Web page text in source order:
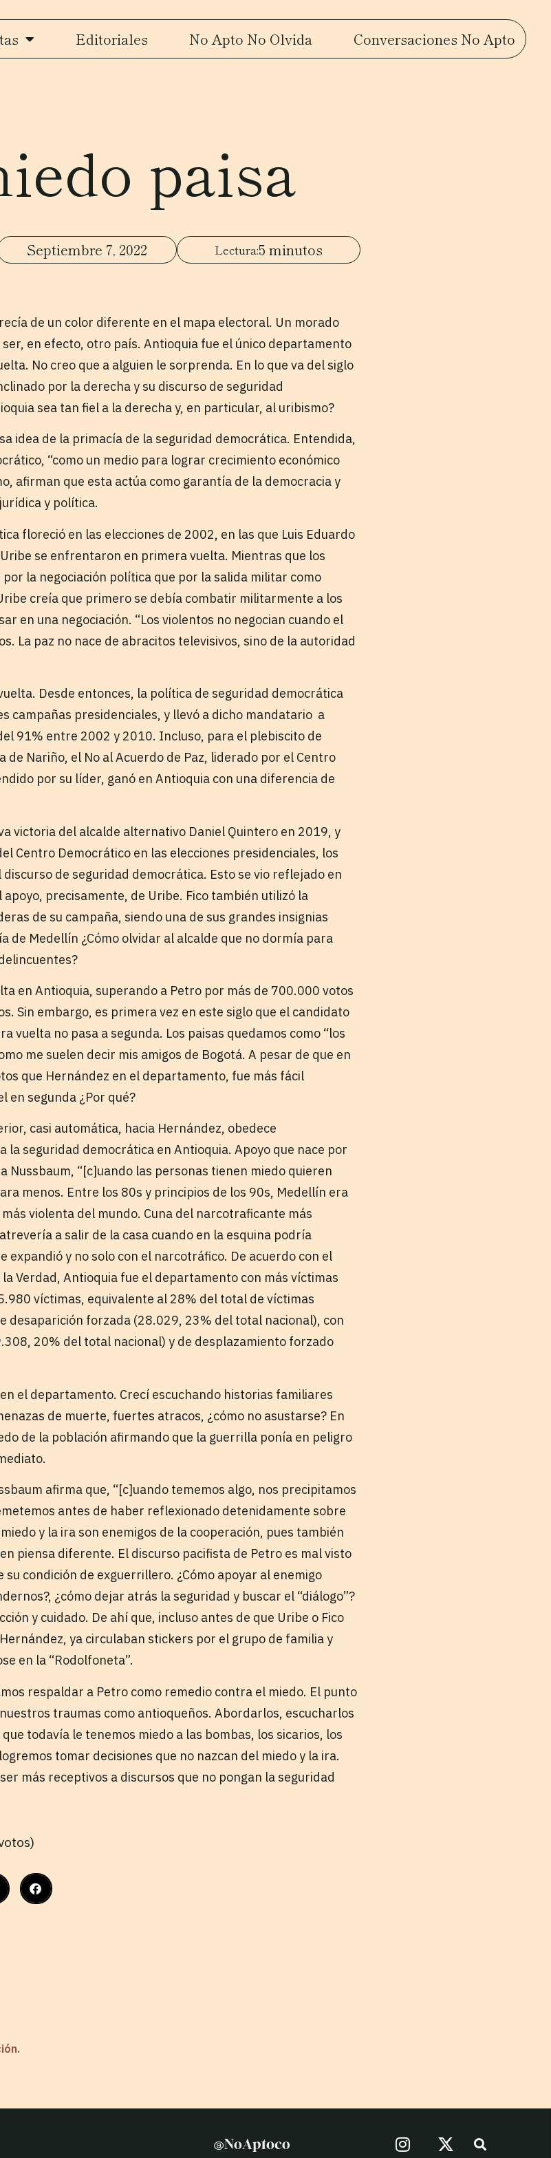
Editoriales No Apto No Olvida Conversaciones No Apto
paisa
Septiembre 7, 2022 5 minutos
de un color diferente en el mapa electoral. Un morado
en efecto, otro país. Antioquia fue el único departamento
No creo que a alguien le sorprenda. En lo que va del siglo
por la derecha y su discurso de seguridad
sea tan fiel a la derecha y, en particular, al uribismo?
idea de la primacía de la seguridad democrática. Entendida,
“como un medio para lograr crecimiento económico
afirman que esta actúa como garantía de la democracia y
y política.
floreció en las elecciones de 2002, en las que Luis Eduardo
se enfrentaron en primera vuelta. Mientras que los
la negociación política que por la salida militar como
creía que primero se debía combatir militarmente a los
en una negociación. “Los violentos no negocian cuando el
La paz no nace de abracitos televisivos, sino de la autoridad
Desde entonces, la política de seguridad democrática
campañas presidenciales, y llevó a dicho mandatario a
91% entre 2002 y 2010. Incluso, para el plebiscito de
de Nariño, el No al Acuerdo de Paz, liderado por el Centro
por su líder, ganó en Antioquia con una diferencia de
victoria del alcalde alternativo Daniel Quintero en 2019, y
Centro Democrático en las elecciones presidenciales, los
de seguridad democrática. Esto se vio reflejado en
apoyo, precisamente, de Uribe. Fico también utilizó la
de su campaña, siendo una de sus grandes insignias
de Medellín ¿Cómo olvidar al alcalde que no dormía para
en Antioquia, superando a Petro por más de 700.000 votos
Sin embargo, es primera vez en este siglo que el candidato
vuelta no pasa a segunda. Los paisas quedamos como “los
me suelen decir mis amigos de Bogotá. A pesar de que en
que Hernández en el departamento, fue más fácil
en segunda ¿Por qué?
casi automática, hacia Hernández, obedece
la seguridad democrática en Antioquia. Apoyo que nace por
Nussbaum, “[c]uando las personas tienen miedo quieren
menos. Entre los 80s y principios de los 90s, Medellín era
violenta del mundo. Cuna del narcotraficante más
a salir de la casa cuando en la esquina podría
expandió y no solo con el narcotráfico. De acuerdo con el
Verdad, Antioquia fue el departamento con más víctimas
víctimas, equivalente al 28% del total de víctimas
desaparición forzada (28.029, 23% del total nacional), con
20% del total nacional) y de desplazamiento forzado
el departamento. Crecí escuchando historias familiares
de muerte, fuertes atracos, ¿cómo no asustarse? En
de la población afirmando que la guerrilla ponía en peligro
afirma que, “[c]uando tememos algo, nos precipitamos
antes de haber reflexionado detenidamente sobre
y la ira son enemigos de la cooperación, pues también
piensa diferente. El discurso pacifista de Petro es mal visto
condición de exguerrillero. ¿Cómo apoyar al enemigo
¿cómo dejar atrás la seguridad y buscar el “diálogo”?
y cuidado. De ahí que, incluso antes de que Uribe o Fico
ya circulaban stickers por el grupo de familia y
en la “Rodolfoneta”.
respaldar a Petro como remedio contra el miedo. El punto
traumas como antioqueños. Abordarlos, escucharlos
todavía le tenemos miedo a las bombas, los sicarios, los
tomar decisiones que no nazcan del miedo y la ira.
más receptivos a discursos que no pongan la seguridad